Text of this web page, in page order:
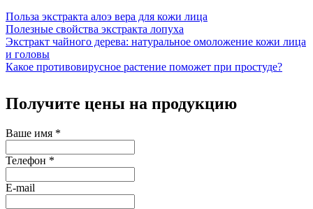
Польза экстракта алоэ вера для кожи лица
Полезные свойства экстракта лопуха
Экстракт чайного дерева: натуральное омоложение кожи лица
и головы
Какое противовирусное растение поможет при простуде?
Получите цены на продукцию
Ваше имя *
Телефон *
E-mail